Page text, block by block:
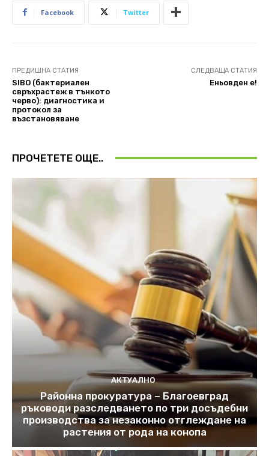
Facebook Twitter
ПРЕДИШНА СТАТИЯ
SIBO (бактериален
свръхрастеж в тънкото
черво): диагностика и
протокол за
възстановяване
СЛЕДВАЩА СТАТИЯ
Еньовден е!
ПРОЧЕТЕТЕ ОЩЕ..
АКТУАЛНО
Районна прокуратура – Благоевград
ръководи разследването по три досъдебни
производства за незаконно отглеждане на
растения от рода на конопа